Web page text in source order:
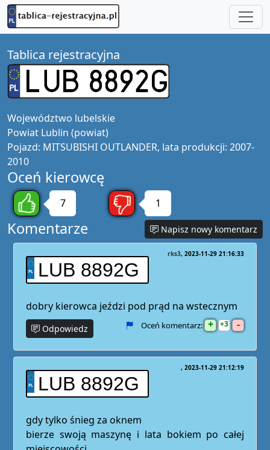
Tablica rejestracyjna
Województwo lubelskie
Powiat Lublin (powiat)
Pojazd: MITSUBISHI OUTLANDER, lata produkcji: 2007-
2010
Oceń kierowcę
7 1
Komentarze Napisz nowy komentarz
LUB 8892G
rks3 2023-11-29 21:16:33
dobry kierowca jeździ pod prąd na wstecznym
Odpowiedz Oceń komentarz: + 3 -
LUB 8892G
2023-11-29 21:12:19
gdy tylko śnieg za oknem
bierze swoją maszynę i lata bokiem po całej